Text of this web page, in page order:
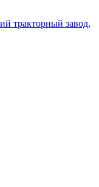
тракторный завод,